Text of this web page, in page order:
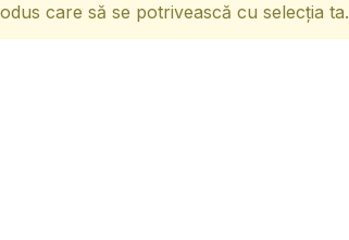
care să se potrivească cu selecția ta.